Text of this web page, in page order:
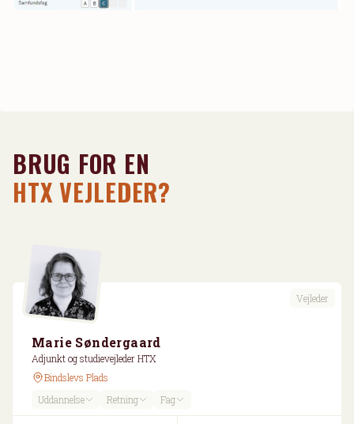
BRUG FOR EN
HTX VEJLEDER?
Vejleder
Marie Søndergaard
Adjunkt og studievejleder HTX
Bindslevs Plads
Uddannelse
Retning Fag